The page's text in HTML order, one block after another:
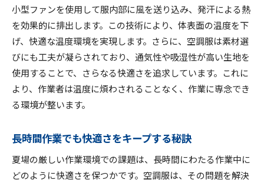
空調服で快適作業涼しさを参加に取り入れよう
空調服を活用した効率的な作業スタイル
快適な職場環境を作るための提案
空調服の導入事例とその効果
働く現場での空調服の活用法
空調服が参加に与える影響とは
空調服のメリットと活用法涼しい作業環境を実現
空調服のメリットを最大限に活用する方法
涼しい作業環境を実現する秘訣
小型ファンを使用して服内部に風を送り込み、発汗による熱
を効果的に排出します。この技術により、体表面の温度を下
げ、快適な温度環境を実現します。さらに、空調服は素材選
びにも工夫が凝らされており、通気性や吸湿性が高い生地を
使用することで、さらなる快適さを追求しています。これに
より、作業者は温度に煩わされることなく、作業に専念でき
る環境が整います。
長時間作業でも快適さをキープする秘訣
夏場の厳しい作業環境での課題は、長時間にわたる作業中に
どのように快適さを保つかです。空調服は、その問題を解決